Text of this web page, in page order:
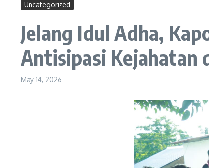
Uncategorized
Jelang Idul Adha,
Antisipasi Kejahatan
May 14, 2026